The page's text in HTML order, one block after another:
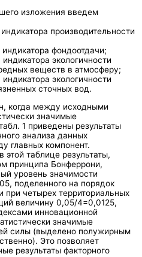
изложения введем
производительности
фондоотдачи;
экологичности
веществ в атмосферу;
экологичности
сточных вод.
когда между исходными
значимые
1 приведены результаты
анализа данных
главных компонент.
таблице результаты,
принципа Бонферрони,
уровень значимости
поделенного на порядок
четырех территориальных
величину 0,05/4=0,0125,
инновационной
значимые
силы (выделено полужирным
Это позволяет
результаты факторного